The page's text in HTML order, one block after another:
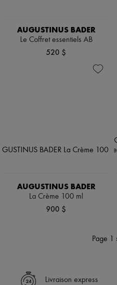
AUGUSTINUS BADER
Le Coffret essentiels AB
520 $
AUGUSTINUS BADER
La Crème 100 ml
900 $
Page 1
Livraison express